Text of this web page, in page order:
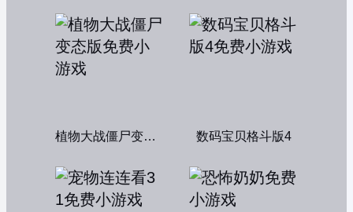
植物大战僵尸变态版 数码宝贝格斗版4